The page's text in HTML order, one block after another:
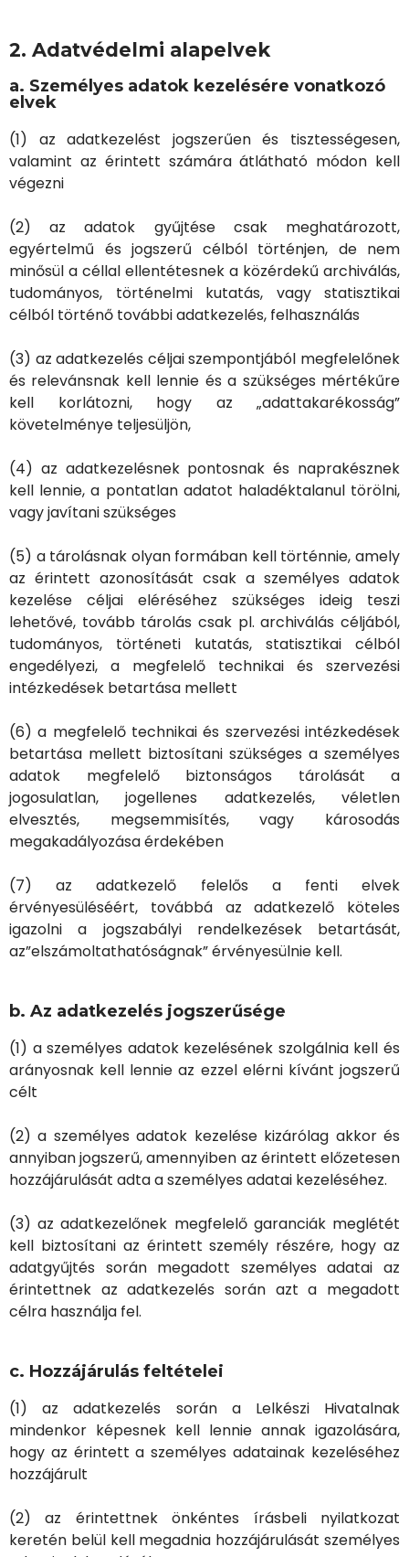
2. Adatvédelmi alapelvek
a. Személyes adatok kezelésére vonatkozó
elvek
(1) az adatkezelést jogszerűen és tisztességesen,
valamint az érintett számára átlátható módon kell
végezni
(2) az adatok gyűjtése csak meghatározott,
egyértelmű és jogszerű célból történjen, de nem
minősül a céllal ellentétesnek a közérdekű archiválás,
tudományos, történelmi kutatás, vagy statisztikai
célból történő további adatkezelés, felhasználás
(3) az adatkezelés céljai szempontjából megfelelőnek
és relevánsnak kell lennie és a szükséges mértékűre
kell korlátozni, hogy az „adattakarékosság”
követelménye teljesüljön,
(4) az adatkezelésnek pontosnak és naprakésznek
kell lennie, a pontatlan adatot haladéktalanul törölni,
vagy javítani szükséges
(5) a tárolásnak olyan formában kell történnie, amely
az érintett azonosítását csak a személyes adatok
kezelése céljai eléréséhez szükséges ideig teszi
lehetővé, tovább tárolás csak pl. archiválás céljából,
tudományos, történeti kutatás, statisztikai célból
engedélyezi, a megfelelő technikai és szervezési
intézkedések betartása mellett
(6) a megfelelő technikai és szervezési intézkedések
betartása mellett biztosítani szükséges a személyes
adatok megfelelő biztonságos tárolását a
jogosulatlan, jogellenes adatkezelés, véletlen
elvesztés, megsemmisítés, vagy károsodás
megakadályozása érdekében
(7) az adatkezelő felelős a fenti elvek
érvényesüléséért, továbbá az adatkezelő köteles
igazolni a jogszabályi rendelkezések betartását,
az”elszámoltathatóságnak” érvényesülnie kell.
b. Az adatkezelés jogszerűsége
(1) a személyes adatok kezelésének szolgálnia kell és
arányosnak kell lennie az ezzel elérni kívánt jogszerű
célt
(2) a személyes adatok kezelése kizárólag akkor és
annyiban jogszerű, amennyiben az érintett előzetesen
hozzájárulását adta a személyes adatai kezeléséhez.
(3) az adatkezelőnek megfelelő garanciák meglétét
kell biztosítani az érintett személy részére, hogy az
adatgyűjtés során megadott személyes adatai az
érintettnek az adatkezelés során azt a megadott
célra használja fel.
c. Hozzájárulás feltételei
(1) az adatkezelés során a Lelkészi Hivatalnak
mindenkor képesnek kell lennie annak igazolására,
hogy az érintett a személyes adatainak kezeléséhez
hozzájárult
(2) az érintettnek önkéntes írásbeli nyilatkozat
keretén belül kell megadnia hozzájárulását személyes